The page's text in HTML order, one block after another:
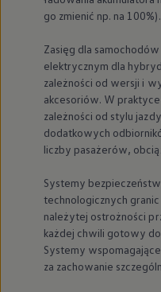
go zmienić np. na 100%).
Zasięg dla
elektrycznym dla
zależności od wersji i
akcesoriów. W
zależności od stylu
dodatkowych
liczby pasażerów,
Systemy
technologicznych
należytej ostrożności
każdej chwili gotowy
Systemy
za zachowanie